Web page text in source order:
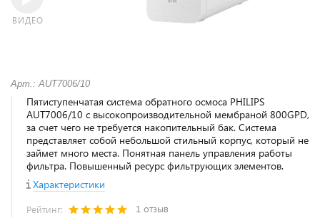
ВИДЕО
Арт.: AUT7006/10
Пятиступенчатая система обратного осмоса PHILIPS
AUT7006/10 с высокопроизводительной мембраной 800GPD,
за счет чего не требуется накопительный бак. Система
представляет собой небольшой стильный корпус, который не
займет много места. Понятная панель управления работы
фильтра. Повышенный ресурс фильтрующих элементов.
Характеристики
Рейтинг: 1 отзыв